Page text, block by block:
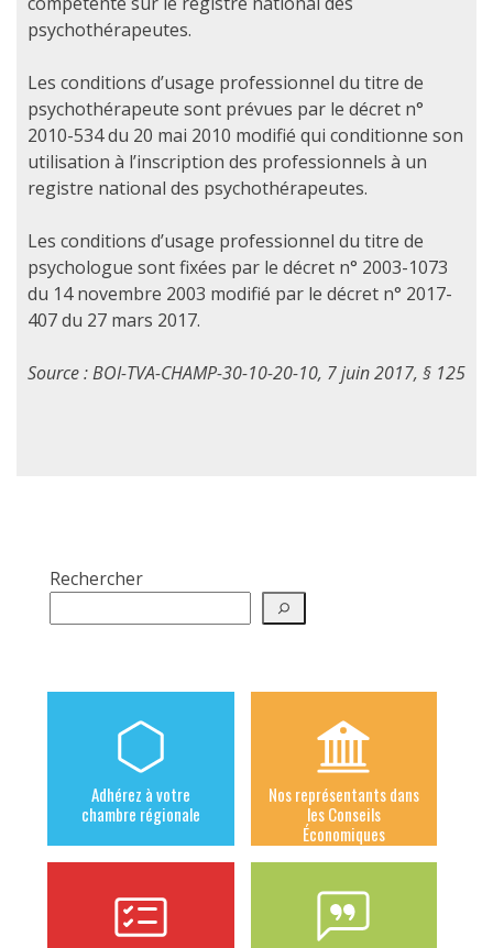
psychothérapeutes.
Les conditions d’usage professionnel du titre de
psychothérapeute sont prévues par le décret n°
2010-534 du 20 mai 2010 modifié qui conditionne son
utilisation à l’inscription des professionnels à un
registre national des psychothérapeutes.
Les conditions d’usage professionnel du titre de
psychologue sont fixées par le décret n° 2003-1073
du 14 novembre 2003 modifié par le décret n° 2017-
407 du 27 mars 2017.
Source : BOI-TVA-CHAMP-30-10-20-10, 7 juin 2017, § 125
Rechercher
Adhérez à votre
chambre régionale
Nos représentants dans
les Conseils
Économiques